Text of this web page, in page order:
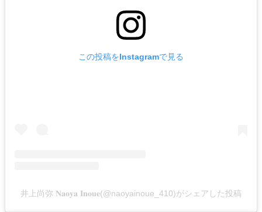
この投稿をInstagramで見る
井上尚弥 𝐍𝐚𝐨𝐲𝐚 𝐈𝐧𝐨𝐮𝐞(@naoyainoue_410)がシェアした投稿